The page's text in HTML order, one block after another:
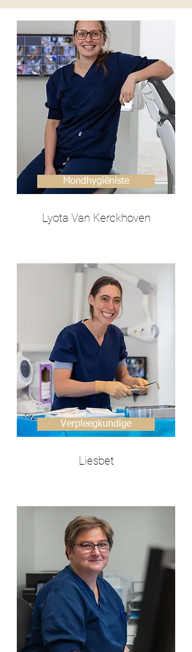
Mondhygiëniste
Lyota Van Kerckhoven
Verpleegkundige
Liesbet